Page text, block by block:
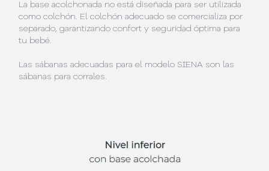
La base acolchonada no está diseñada para ser utilizada
como colchón. El colchón adecuado se comercializa por
separado, garantizando confort y seguridad óptima para
tu bebé.
Las sábanas adecuadas para el modelo SIENA son las
sábanas para corrales.